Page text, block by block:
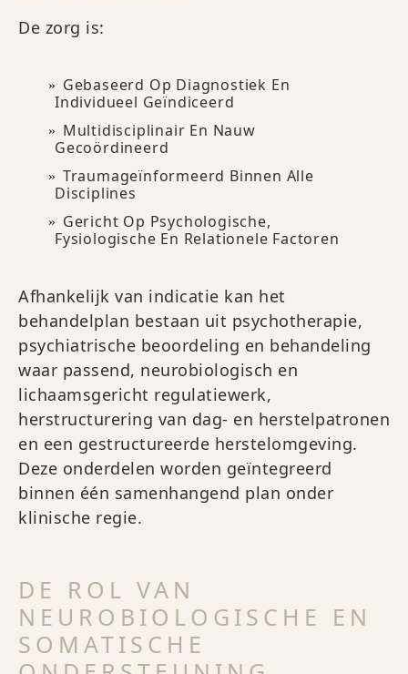
De zorg is:
Gebaseerd Op Diagnostiek En
Individueel Geïndiceerd
Multidisciplinair En Nauw
Gecoördineerd
Traumageïnformeerd Binnen Alle
Disciplines
Gericht Op Psychologische,
Fysiologische En Relationele Factoren
Afhankelijk van indicatie kan het
behandelplan bestaan uit psychotherapie,
psychiatrische beoordeling en behandeling
waar passend, neurobiologisch en
lichaamsgericht regulatiewerk,
herstructurering van dag- en herstelpatronen
en een gestructureerde herstelomgeving.
Deze onderdelen worden geïntegreerd
binnen één samenhangend plan onder
klinische regie.
DE ROL VAN
NEUROBIOLOGISCHE EN
SOMATISCHE